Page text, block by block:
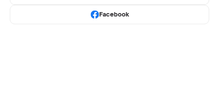
Facebook